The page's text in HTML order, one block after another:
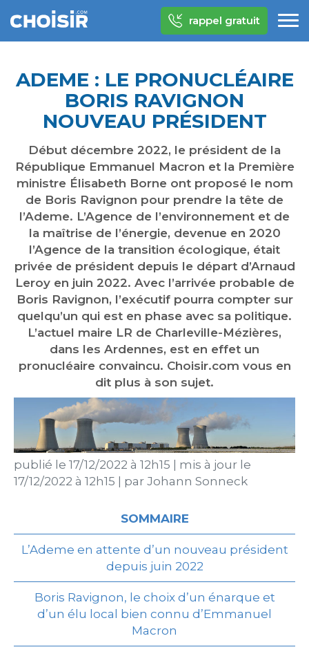
rappel gratuit
ADEME : LE PRONUCLÉAIRE
BORIS RAVIGNON
NOUVEAU PRÉSIDENT
Début décembre 2022, le président de la
République Emmanuel Macron et la Première
ministre Élisabeth Borne ont proposé le nom
de Boris Ravignon pour prendre la tête de
l’Ademe. L’Agence de l’environnement et de
la maîtrise de l’énergie, devenue en 2020
l’Agence de la transition écologique, était
privée de président depuis le départ d’Arnaud
Leroy en juin 2022. Avec l’arrivée probable de
Boris Ravignon, l’exécutif pourra compter sur
quelqu’un qui est en phase avec sa politique.
L’actuel maire LR de Charleville-Mézières,
dans les Ardennes, est en effet un
pronucléaire convaincu. Choisir.com vous en
dit plus à son sujet.
publié le 17/12/2022 à 12h15
mis à jour le
17/12/2022 à 12h15
par Johann Sonneck
SOMMAIRE
L’Ademe en attente d’un nouveau président
depuis juin 2022
Boris Ravignon, le choix d’un énarque et
d’un élu local bien connu d’Emmanuel
Macron